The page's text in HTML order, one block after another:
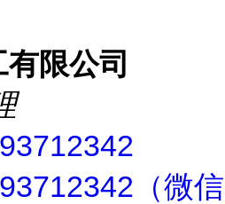
限公司
（微信